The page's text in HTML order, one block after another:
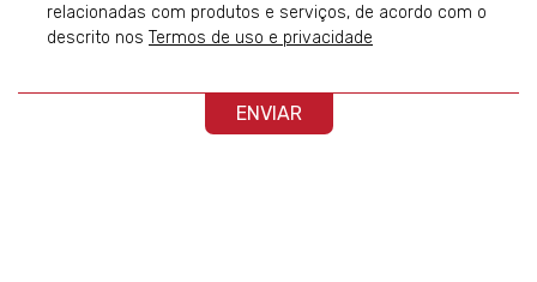
relacionadas com produtos e serviços, de acordo com o
descrito nos Termos de uso e privacidade
ENVIAR